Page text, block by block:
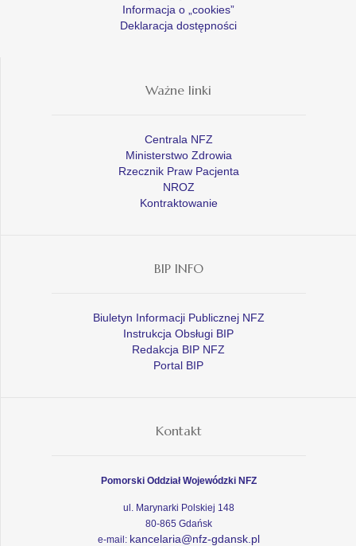
Informacja o „cookies”
Deklaracja dostępności
Ważne linki
Centrala NFZ
Ministerstwo Zdrowia
Rzecznik Praw Pacjenta
NROZ
Kontraktowanie
BIP INFO
Biuletyn Informacji Publicznej NFZ
Instrukcja Obsługi BIP
Redakcja BIP NFZ
Portal BIP
Kontakt
Pomorski Oddział Wojewódzki NFZ
ul. Marynarki Polskiej 148
80-865 Gdańsk
e-mail: kancelaria@nfz-gdansk.pl